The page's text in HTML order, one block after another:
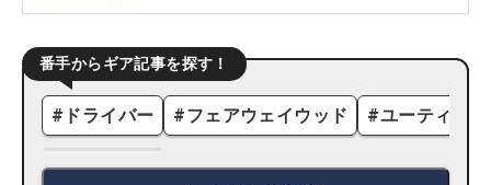
番手からギア記事を探す！
# ドライバー #フェアウェイウッド #ユーティリ